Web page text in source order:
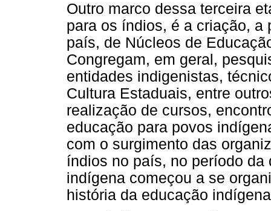
Outro marco dessa terceira
para os índios, é a criação, a
país, de Núcleos de
Congregam, em geral,
entidades indigenistas,
Cultura Estaduais, entre
realização de cursos,
educação para povos
com o surgimento das
índios no país, no período da
indígena começou a se
história da educação